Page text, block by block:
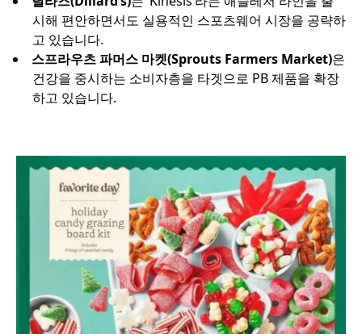
시해 편안하면서도 실용적인 스포츠웨어 시장을 공략하
고 있습니다.
스프라우츠 파머스 마켓(Sprouts Farmers Market)은
건강을 중시하는 소비자층을 타겟으로 PB 제품을 확장
하고 있습니다.